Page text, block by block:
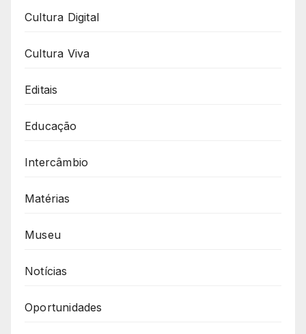
Cultura Digital
Cultura Viva
Editais
Educação
Intercâmbio
Matérias
Museu
Notícias
Oportunidades